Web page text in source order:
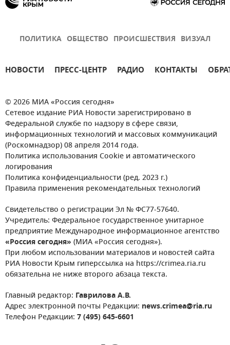
ПОЛИТИКА ОБЩЕСТВО ПРОИСШЕСТВИЯ ВИЗУАЛ
НОВОСТИ ПРЕСС-ЦЕНТР РАДИО КОНТАКТЫ
© 2026 МИА «Россия сегодня»
Сетевое издание РИА Новости зарегистрировано в
Федеральной службе по надзору в сфере связи,
информационных технологий и массовых коммуникаций
(Роскомнадзор) 08 апреля 2014 года.
Политика использования Cookie и автоматического
логирования
Политика конфиденциальности (ред. 2023 г.)
Правила применения рекомендательных технологий
Свидетельство о регистрации Эл № ФС77-57640.
Учредитель: Федеральное государственное унитарное
предприятие Международное информационное агентство
«Россия сегодня» (МИА «Россия сегодня»).
При любом использовании материалов и новостей сайта
РИА Новости Крым гиперссылка на https://crimea.ria.ru
обязательна не ниже второго абзаца текста.
Главный редактор: Гаврилова А.В.
Адрес электронной почты Редакции: news.crimea@ria.ru
Телефон Редакции: 7 (495) 645-6601